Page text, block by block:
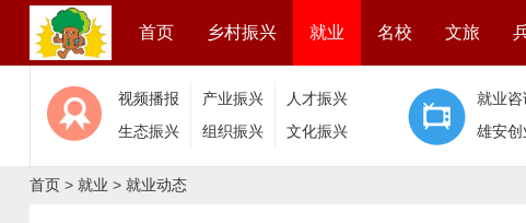
首页 乡村振兴 就业 名校 文旅
视频播报 产业振兴
人才振兴
生态振兴
组织振兴 文化振兴
就业咨
雄安创
首页 > 就业 > 就业动态